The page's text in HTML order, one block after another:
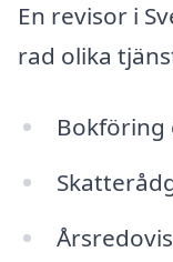
En revisor i
rad olika
Bokföring